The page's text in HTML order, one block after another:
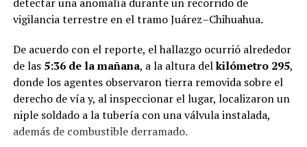
vigilancia terrestre en el tramo Juárez–Chihuahua.
De acuerdo con el reporte, el hallazgo ocurrió alrededor
de las 5:36 de la mañana, a la altura delkilómetro 295,
donde los agentes observaron tierra removida sobre el
derecho de vía y, al inspeccionar el lugar, localizaron un
niple soldado a la tubería con una válvula instalada,
además de combustible derramado.